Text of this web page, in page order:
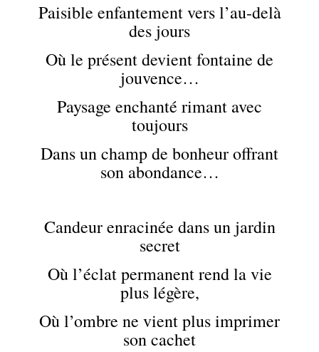
Paisible enfantement vers l’au-delà
des jours
Où le présent devient fontaine de
jouvence…
Paysage enchanté rimant avec
toujours
Dans un champ de bonheur offrant
son abondance…
Candeur enracinée dans un jardin
secret
Où l’éclat permanent rend la vie
plus légère,
Où l’ombre ne vient plus imprimer
son cachet